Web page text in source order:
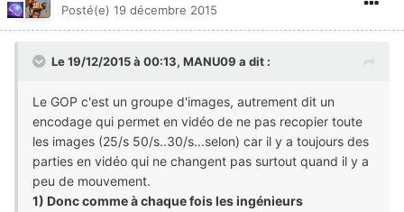
Posté(e) 19 décembre 2015
Le 19/12/2015 à 00:13, MANU09 a dit :
Le GOP c'est un groupe d'images, autrement dit un
encodage qui permet en vidéo de ne pas recopier toute
les images (25/s 50/s..30/s...selon) car il y a toujours des
parties en vidéo qui ne changent pas surtout quand il y a
peu de mouvement.
1) Donc comme à chaque fois les ingénieurs